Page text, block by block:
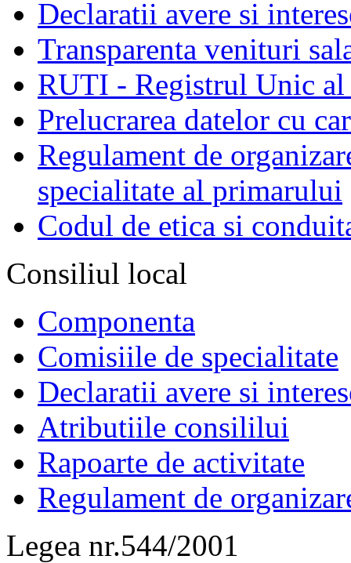
Declaratii avere si
Transparenta venituri
RUTI - Registrul Unic al
Prelucrarea datelor cu
Regulament de
specialitate al primarului
Codul de etica si
Consiliul local
Componenta
Comisiile de specialitate
Declaratii avere si
Atributiile consililui
Rapoarte de activitate
Regulament de
Legea nr.544/2001